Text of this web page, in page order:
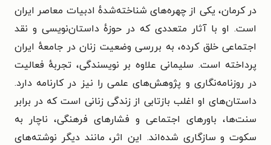
در کرمان، یکی از چهره‌های شناخته‌شده‌ٔ ادبیات معاصر ایران
است. او با آثار متعددی که در حوزه‌ٔ داستان‌نویسی و نقد
اجتماعی خلق کرده، به بررسی وضعیت زنان در جامعه‌ٔ ایران
پرداخته است. سلیمانی علاوه بر نویسندگی، تجربه‌ٔ فعالیت
در روزنامه‌نگاری و پژوهش‌های علمی را نیز در کارنامه دارد.
داستان‌های او اغلب بازتابی از زندگی زنانی است که در برابر
سنت‌ها، باورهای اجتماعی و فشارهای فرهنگی، ناچار به
سکوت و سازگاری شده‌اند. این اثر، مانند دیگر نوشته‌های